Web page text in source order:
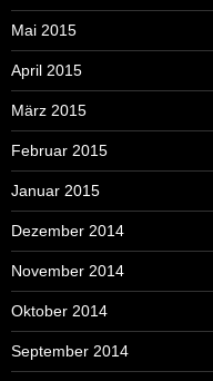
Mai 2015
April 2015
März 2015
Februar 2015
Januar 2015
Dezember 2014
November 2014
Oktober 2014
September 2014